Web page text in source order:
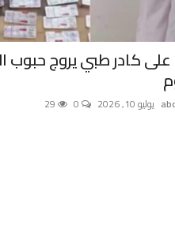
كادر طبي يروج حبوب
يوليو 10, 2026